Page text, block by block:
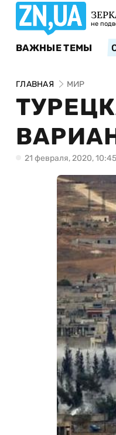
не
ВАЖНЫЕ ТЕМЫ
ГЛАВНАЯ МИР
21 февраля, 2020, 10:45